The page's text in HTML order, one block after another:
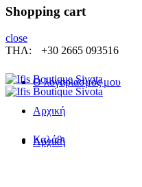
Shopping cart
close
ΤΗΛ:
+30 2665 093516
Ο λογαριασμός μου
Αρχική
Καλάθι
Αρχική